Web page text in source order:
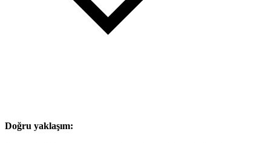
Doğru yaklaşım: